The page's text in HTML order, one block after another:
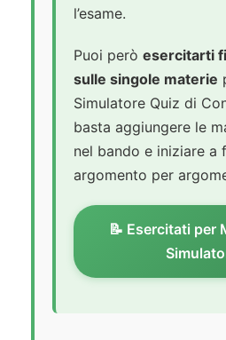
l’esame.
Puoi però esercitarti
sulle singole materie
Simulatore Quiz di
basta aggiungere le
nel bando e iniziare a
argomento per
📝 Esercitati per